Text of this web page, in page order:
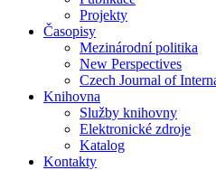
Projekty
Časopisy
Mezinárodní politika
New Perspectives
Czech Journal of
Knihovna
Služby knihovny
Elektronické zdroje
Katalog
Kontakty